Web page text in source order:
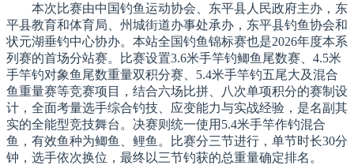
本次比赛由中国钓鱼运动协会、东平县人民政府主办，东
平县教育和体育局、州城街道办事处承办，东平县钓鱼协会和
状元湖垂钓中心协办。本站全国钓鱼锦标赛也是2026年度本系
列赛的首场分站赛。比赛设置3.6米手竿钓鲫鱼尾数赛、4.5米
手竿钓对象鱼尾数重量双积分赛、5.4米手竿钓五尾大及混合
鱼重量赛等竞赛项目，结合六场比拼、八次单项积分的赛制设
计，全面考量选手综合钓技、应变能力与实战经验，是名副其
实的全能型竞技舞台。决赛则统一使用5.4米手竿作钓混合
鱼，有效鱼种为鲫鱼、鲤鱼。比赛分三节进行，单节时长30分
钟，选手依次换位，最终以三节钓获的总重量确定排名。